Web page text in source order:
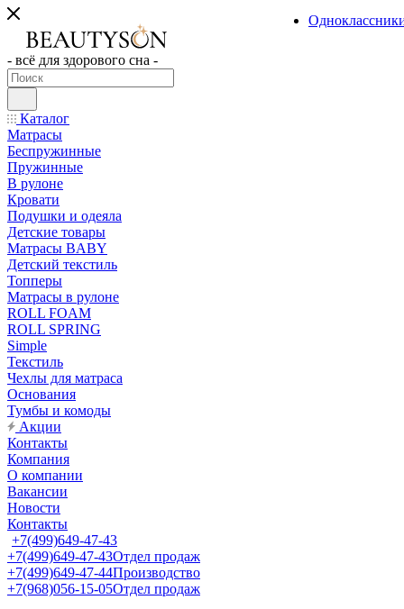
- всё для здорового сна -
Каталог
Матрасы
Беспружинные
Пружинные
В рулоне
Кровати
Подушки и одеяла
Детские товары
Матрасы BABY
Детский текстиль
Топперы
Матрасы в рулоне
ROLL FOAM
ROLL SPRING
Simple
Текстиль
Чехлы для матраса
Основания
Тумбы и комоды
Акции
Контакты
Компания
О компании
Вакансии
Новости
Контакты
+7(499)649-47-43
+7(499)649-47-43Отдел продаж
+7(499)649-47-44Производство
+7(968)056-15-05Отдел продаж